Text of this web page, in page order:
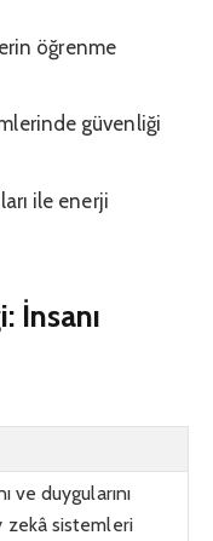
öğrenme
güvenliği
ile enerji
İnsanı
ve duygularını
zekâ sistemleri